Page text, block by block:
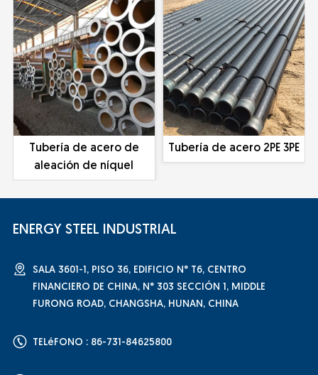
Tubería de acero de
aleación de níquel
Tubería de acero 2PE 3PE
ENERGY STEEL INDUSTRIAL
SALA 3601-1, PISO 36, EDIFICIO N° T6, CENTRO
FINANCIERO DE CHINA, N° 303 SECCIÓN 1, MIDDLE
FURONG ROAD, CHANGSHA, HUNAN, CHINA
TELéFONO : 86-731-84625800